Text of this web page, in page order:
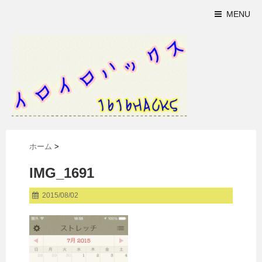
MENU
ホーム >
IMG_1691
2015/08/02